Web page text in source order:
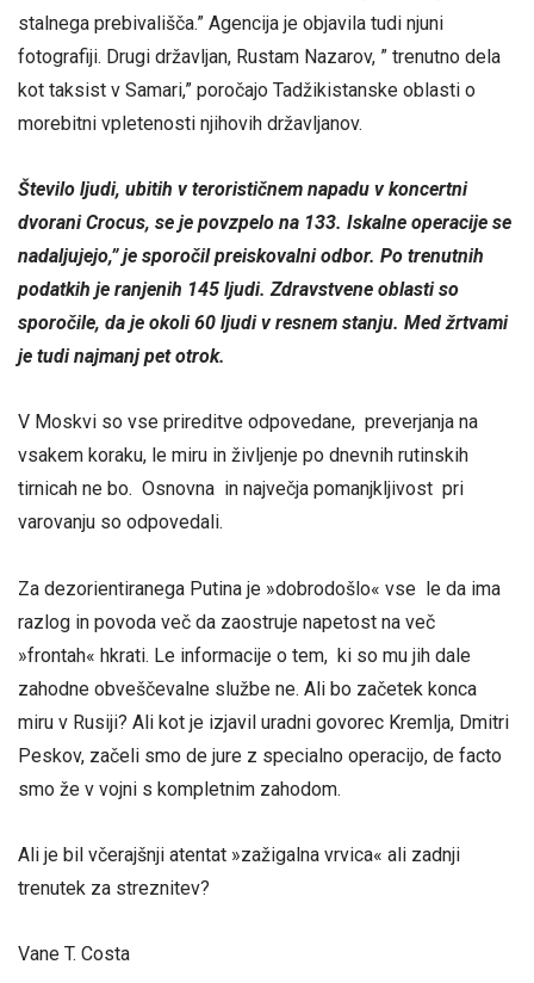
stalnega prebivališča.” Agencija je objavila tudi njuni
fotografiji. Drugi državljan, Rustam Nazarov, ” trenutno dela
kot taksist v Samari,” poročajo Tadžikistanske oblasti o
morebitni vpletenosti njihovih državljanov.
Število ljudi, ubitih v terorističnem napadu v koncertni
dvorani Crocus, se je povzpelo na 133. Iskalne operacije se
nadaljujejo,” je sporočil preiskovalni odbor. Po trenutnih
podatkih je ranjenih 145 ljudi. Zdravstvene oblasti so
sporočile, da je okoli 60 ljudi v resnem stanju. Med žrtvami
je tudi najmanj pet otrok.
V Moskvi so vse prireditve odpovedane, preverjanja na
vsakem koraku, le miru in življenje po dnevnih rutinskih
tirnicah ne bo. Osnovna in največja pomanjkljivost pri
varovanju so odpovedali.
Za dezorientiranega Putina je »dobrodošlo« vse le da ima
razlog in povoda več da zaostruje napetost na več
»frontah« hkrati. Le informacije o tem, ki so mu jih dale
zahodne obveščevalne službe ne. Ali bo začetek konca
miru v Rusiji? Ali kot je izjavil uradni govorec Kremlja, Dmitri
Peskov, začeli smo de jure z specialno operacijo, de facto
smo že v vojni s kompletnim zahodom.
Ali je bil včerajšnji atentat »zažigalna vrvica« ali zadnji
trenutek za streznitev?
Vane T. Costa